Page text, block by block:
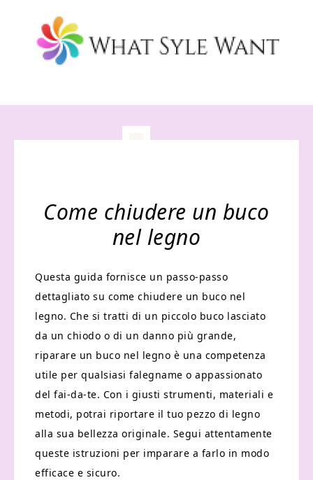
Come chiudere un buco
nel legno
Questa guida fornisce un passo-passo
dettagliato su come chiudere un buco nel
legno. Che si tratti di un piccolo buco lasciato
da un chiodo o di un danno più grande,
riparare un buco nel legno è una competenza
utile per qualsiasi falegname o appassionato
del fai-da-te. Con i giusti strumenti, materiali e
metodi, potrai riportare il tuo pezzo di legno
alla sua bellezza originale. Segui attentamente
queste istruzioni per imparare a farlo in modo
efficace e sicuro.